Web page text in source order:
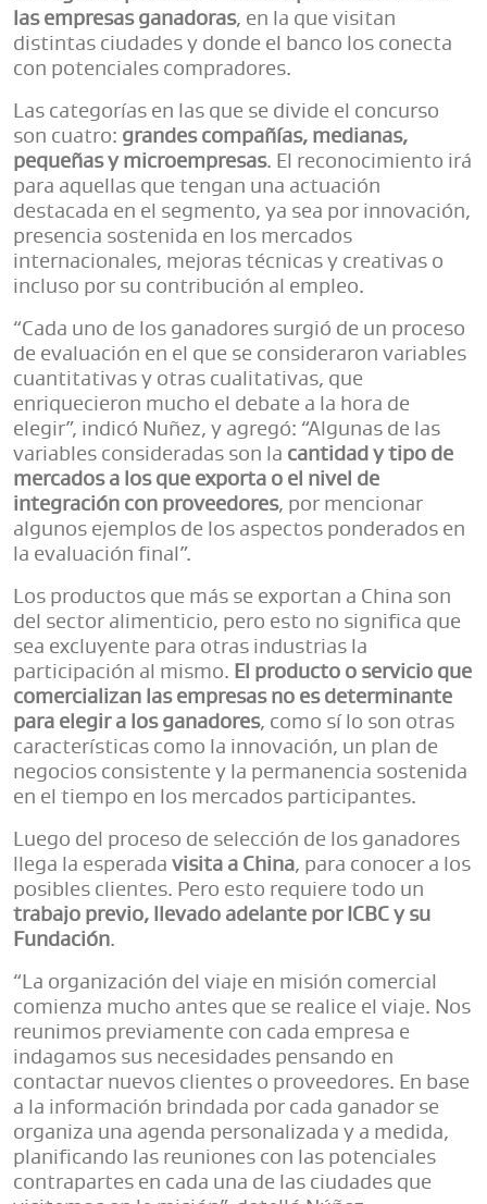
las empresas ganadoras, en la que visitan
distintas ciudades y donde el banco los conecta
con potenciales compradores.
Las categorías en las que se divide el concurso
son cuatro: grandes compañías, medianas,
pequeñas y microempresas. El reconocimiento irá
para aquellas que tengan una actuación
destacada en el segmento, ya sea por innovación,
presencia sostenida en los mercados
internacionales, mejoras técnicas y creativas o
incluso por su contribución al empleo.
“Cada uno de los ganadores surgió de un proceso
de evaluación en el que se consideraron variables
cuantitativas y otras cualitativas, que
enriquecieron mucho el debate a la hora de
elegir”, indicó Nuñez, y agregó: “Algunas de las
variables consideradas son la cantidad y tipo de
mercados a los que exporta o el nivel de
integración con proveedores, por mencionar
algunos ejemplos de los aspectos ponderados en
la evaluación final”.
Los productos que más se exportan a China son
del sector alimenticio, pero esto no significa que
sea excluyente para otras industrias la
participación al mismo. El producto o servicio que
comercializan las empresas no es determinante
para elegir a los ganadores, como sí lo son otras
características como la innovación, un plan de
negocios consistente y la permanencia sostenida
en el tiempo en los mercados participantes.
Luego del proceso de selección de los ganadores
llega la esperada visita a China, para conocer a los
posibles clientes. Pero esto requiere todo un
trabajo previo, llevado adelante por ICBC y su
Fundación.
“La organización del viaje en misión comercial
comienza mucho antes que se realice el viaje. Nos
reunimos previamente con cada empresa e
indagamos sus necesidades pensando en
contactar nuevos clientes o proveedores. En base
a la información brindada por cada ganador se
organiza una agenda personalizada y a medida,
planificando las reuniones con las potenciales
contrapartes en cada una de las ciudades que